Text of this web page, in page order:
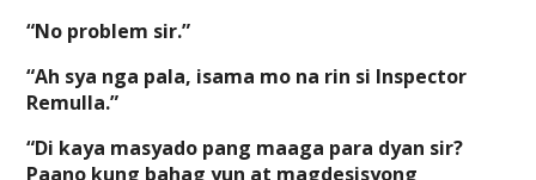
“No problem sir.”
“Ah sya nga pala, isama mo na rin si Inspector
Remulla.”
“Di kaya masyado pang maaga para dyan sir?
Paano kung bahag yun at magdesisyong